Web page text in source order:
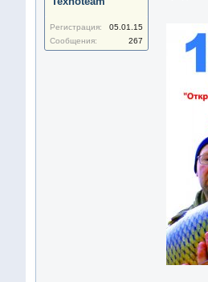
Регистрация:
05.01.15
Сообщения:
267